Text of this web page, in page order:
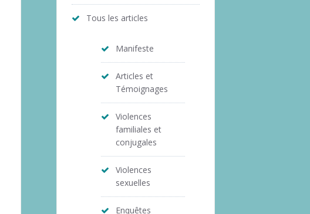
Tous les articles
Manifeste
Articles et
Témoignages
Violences
familiales et
conjugales
Violences
sexuelles
Enquêtes